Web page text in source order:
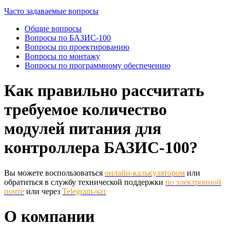
Часто задаваемые вопросы
Общие вопросы
Вопросы по БАЗИС-100
Вопросы по проектированию
Вопросы по монтажу
Вопросы по программному обеспечению
Как правильно рассчитать
требуемое количество
модулей питания для
контроллера БАЗИС-100?
Вы можете воспользоваться онлайн-калькулятором или
обратиться в службу технической поддержки по электронной
почте или через Telegram-чат
О компании